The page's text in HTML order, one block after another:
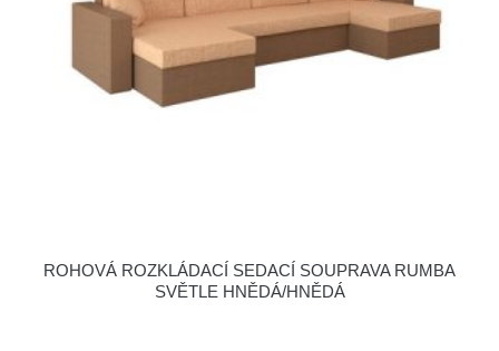
ROHOVÁ ROZKLÁDACÍ SEDACÍ SOUPRAVA RUMBA
SVĚTLE HNĚDÁ/HNĚDÁ